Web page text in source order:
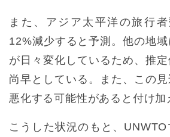
また、アジア太平洋の旅行
12%減少すると予測。他の地
が日々変化しているため、推
尚早としている。また、この
悪化する可能性があると付け加
こうした状況のもと、